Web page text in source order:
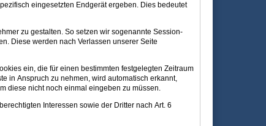
eingesetzten Endgerät ergeben. Dies bedeutet
zu gestalten. So setzen wir sogenannte Session-
Diese werden nach Verlassen unserer Seite
ein, die für einen bestimmten festgelegten Zeitraum
in Anspruch zu nehmen, wird automatisch erkannt,
diese nicht noch einmal eingeben zu müssen.
Interessen sowie der Dritter nach Art. 6